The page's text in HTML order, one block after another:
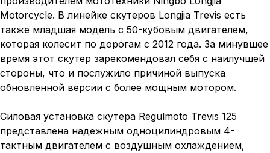
Motorcycle. В линейке скутеров Longjia Trevis есть
также младшая модель с 50-кубовым двигателем,
которая колесит по дорогам с 2012 года. За минувшее
время этот скутер зарекомендовал себя с наилучшей
стороны, что и послужило причиной выпуска
обновленной версии с более мощным мотором.
Силовая установка скутера Regulmoto Trevis 125
представлена надежным одноцилиндровым 4-
тактным двигателем с воздушным охлаждением,